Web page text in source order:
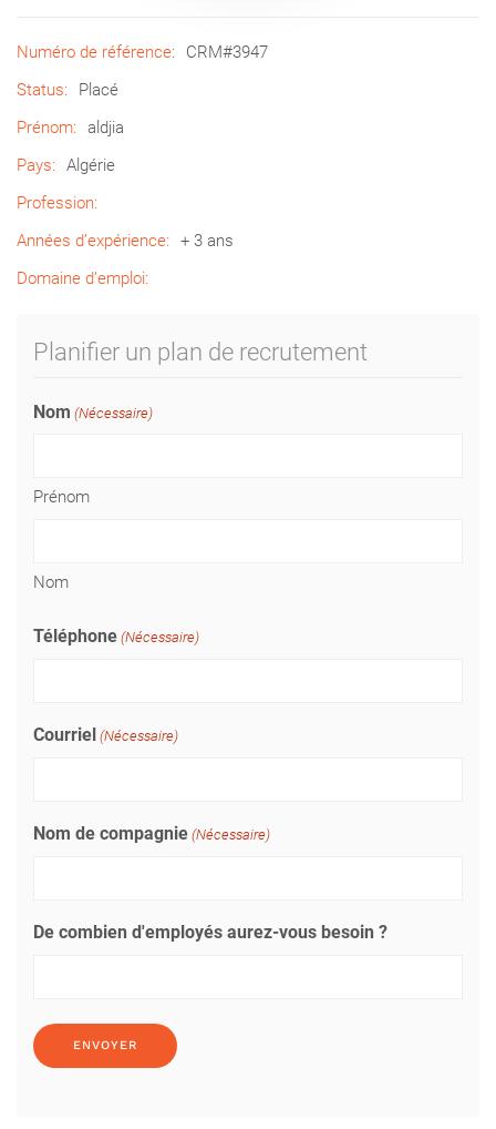
Numéro de référence:
CRM#3947
Status:
Placé
Prénom:
aldjia
Pays:
Algérie
Profession:
Années d’expérience:
+ 3 ans
Domaine d’emploi:
Planifier un plan de recrutement
Nom (Nécessaire)
Prénom
Nom
Téléphone (Nécessaire)
Courriel (Nécessaire)
Nom de compagnie (Nécessaire)
De combien d'employés aurez-vous besoin ?